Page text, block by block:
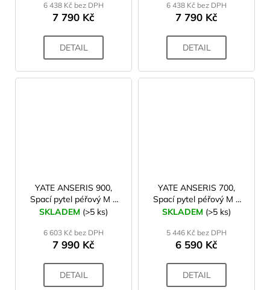
6 438 Kč bez DPH
7 790 Kč
DETAIL
6 438 Kč bez DPH
7 790 Kč
DETAIL
YATE ANSERIS 900,
Spací pytel péřový M +
vak na uložení
SKLADEM (>5 ks)
6 603 Kč bez DPH
7 990 Kč
DETAIL
YATE ANSERIS 700,
Spací pytel péřový M +
vak na uložení
SKLADEM (>5 ks)
5 446 Kč bez DPH
6 590 Kč
DETAIL